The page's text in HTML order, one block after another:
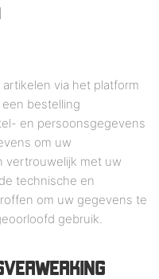
via het platform
bestelling
en persoonsgegevens
om uw
vertrouwelijk met uw
technische en
om uw gegevens te
gebruik.